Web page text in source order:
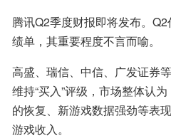
腾讯Q2季度财报即将发布。
绩单，其重要程度不言而喻。
高盛、瑞信、中信、广发证券
维持“买入”评级，市场整体认
的恢复、新游戏数据强劲等表
游戏收入。